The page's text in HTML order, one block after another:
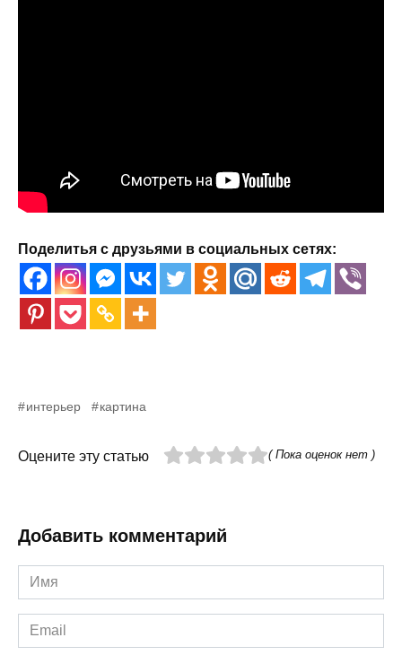
Поделитья с друзьями в социальных сетях:
интерьер картина
Оцените эту статью ( Пока оценок нет )
Добавить комментарий
Имя
*
Email
*